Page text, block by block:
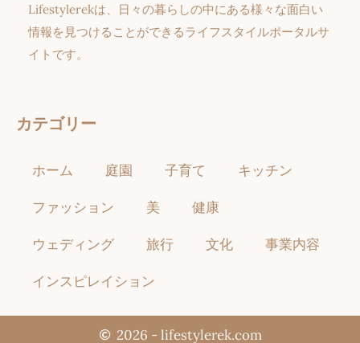
Lifestylerekは、日々の暮らしの中にある様々な面白い
情報を見つけることができるライフスタイルポータルサ
イトです。
カテゴリー
ホーム 庭園 子育て キッチン
ファッション 美 健康
ウェディング 旅行 文化 事業内容
インスピレイション
2026 - lifestylerek.com